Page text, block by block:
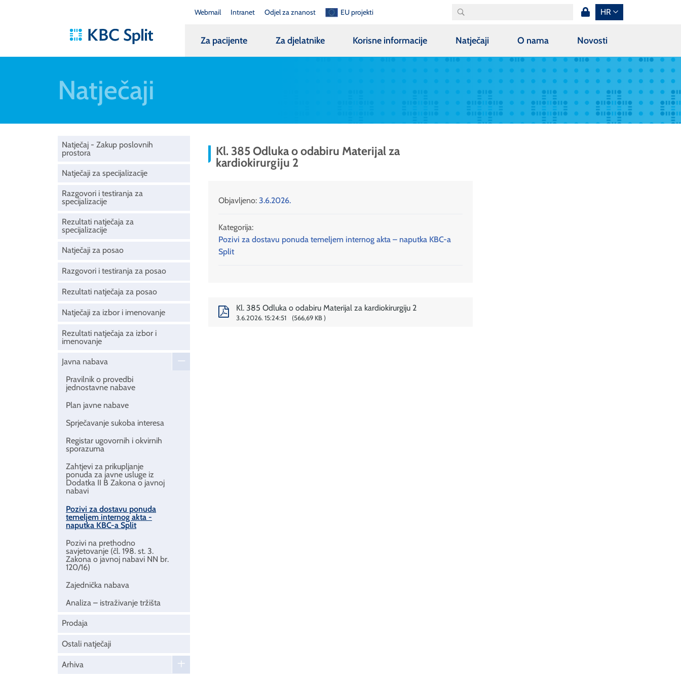
Webmail Intranet Odjel za znanost EU projekti HR
Za pacijente Za djelatnike Korisne informacije Natječaji O nama Novosti
Natječaji
Natječaj - Zakup poslovnih
prostora
Natječaji za specijalizacije
Razgovori i testiranja za
specijalizacije
Rezultati natječaja za
specijalizacije
Natječaji za posao
Razgovori i testiranja za posao
Rezultati natječaja za posao
Natječaji za izbor i imenovanje
Rezultati natječaja za izbor i
imenovanje
Javna nabava
Pravilnik o provedbi
jednostavne nabave
Plan javne nabave
Sprječavanje sukoba interesa
Registar ugovornih i okvirnih
sporazuma
Zahtjevi za prikupljanje
ponuda za javne usluge iz
Dodatka II B Zakona o javnoj
nabavi
Pozivi za dostavu ponuda
temeljem internog akta -
naputka KBC-a Split
Pozivi na prethodno
savjetovanje (čl. 198. st. 3.
Zakona o javnoj nabavi NN br.
120/16)
Zajednička nabava
Analiza – istraživanje tržišta
Prodaja
Ostali natječaji
Arhiva
Kl. 385 Odluka o odabiru Materijal za
kardiokirurgiju 2
Objavljeno: 3.6.2026.
Kategorija:
Pozivi za dostavu ponuda temeljem internog akta – naputka KBC-a
Split
Kl. 385 Odluka o odabiru Materijal za kardiokirurgiju 2
3.6.2026. 15:24:51 566,69 KB